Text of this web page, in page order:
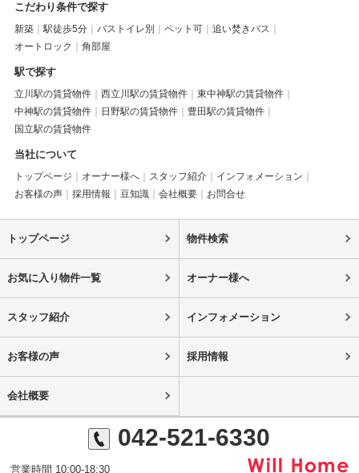
こだわり条件で探す
新築 駅徒歩5分 バストイレ別 ペット可
追い焚きバス
オートロック
角部屋
駅で探す
立川駅の賃貸物件 西立川駅の賃貸物件
東中神駅の賃貸物件
中神駅の賃貸物件
日野駅の賃貸物件
豊田駅の賃貸物件
国立駅の賃貸物件
当社について
トップページ オーナー様へ スタッフ紹介
インフォメーション
お客様の声
採用情報 豆知識 会社概要 お問合せ
トップページ 物件検索
お気に入り物件一覧 オーナー様へ
スタッフ紹介 インフォメーション
お客様の声 採用情報
会社概要
042-521-6330
営業時間 10:00-18:30